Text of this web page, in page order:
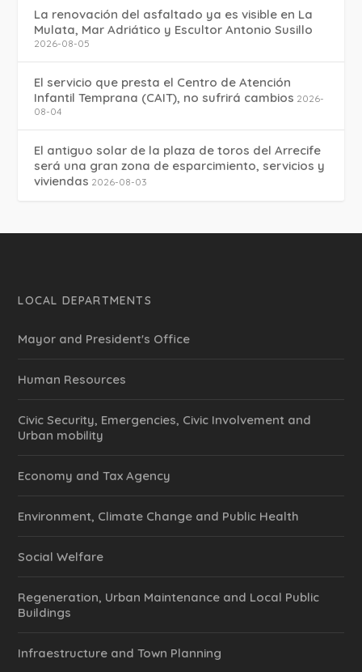
La renovación del asfaltado ya es visible en La
Mulata, Mar Adriático y Escultor Antonio Susillo
2026-08-05
El servicio que presta el Centro de Atención
Infantil Temprana (CAIT), no sufrirá cambios 2026-
08-04
El antiguo solar de la plaza de toros del Arrecife
será una gran zona de esparcimiento, servicios y
viviendas 2026-08-03
LOCAL DEPARTMENTS
Mayor and President's Office
Human Resources
Civic Security, Emergencies, Civic Involvement and
Urban mobility
Economy and Tax Agency
Environment, Climate Change and Public Health
Social Welfare
Regeneration, Urban Maintenance and Local Public
Buildings
Infraestructure and Town Planning